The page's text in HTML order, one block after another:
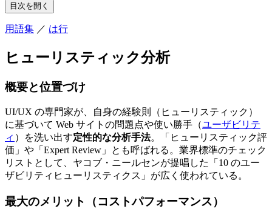
目次を開く
用語集 ／ は行
ヒューリスティック分析
概要と位置づけ
UI/UX の専門家が、自身の経験則（ヒューリスティック）
に基づいて Web サイトの問題点や使い勝手（ユーザビリテ
ィ ）を洗い出す定性的な分析手法。「ヒューリスティック評
価」や「Expert Review」とも呼ばれる。業界標準のチェック
リストとして、ヤコブ・ニールセンが提唱した「10 のユー
ザビリティヒューリスティクス」が広く使われている。
最大のメリット（コストパフォーマンス）